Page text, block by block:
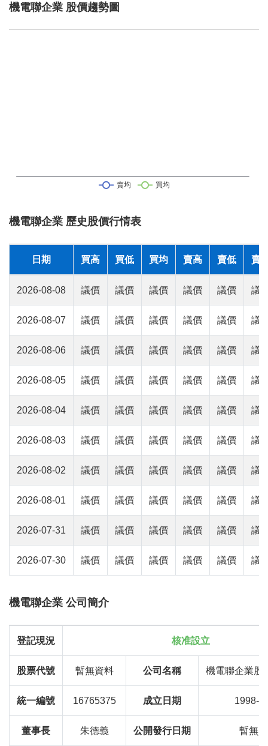
機電聯企業 股價趨勢圖
機電聯企業 歷史股價行情表
日期 買高 買低 買均 賣高 賣低 賣
2026-08-08 議價 議價 議價 議價 議價 議
2026-08-07 議價 議價 議價 議價 議價 議
2026-08-06 議價 議價 議價 議價 議價 議
2026-08-05 議價 議價 議價 議價 議價 議
2026-08-04 議價 議價 議價 議價 議價 議
2026-08-03 議價 議價 議價 議價 議價 議
2026-08-02 議價 議價 議價 議價 議價 議
2026-08-01 議價 議價 議價 議價 議價 議
2026-07-31 議價 議價 議價 議價 議價 議
2026-07-30 議價 議價 議價 議價 議價 議
機電聯企業 公司簡介
登記現況 核准設立
股票代號 暫無資料 公司名稱 機電聯企業股
統一編號 16765375 成立日期 1998-
董事長 朱德義 公開發行日期 暫無